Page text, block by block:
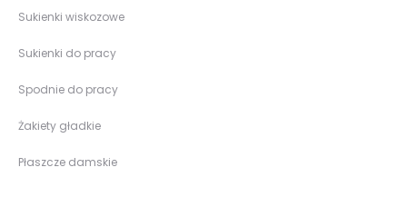
Sukienki wiskozowe
Sukienki do pracy
Spodnie do pracy
Żakiety gładkie
Płaszcze damskie